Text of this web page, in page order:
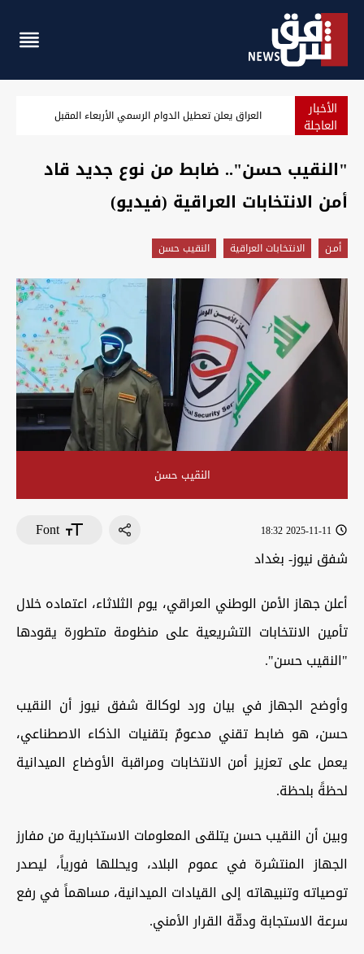
الأخبار
العاجلة مع إغلاق الأسواق.. الدولار يعاود الارتفاع في بغداد وأربيل
"النقيب حسن".. ضابط من نوع جديد قاد
أمن الانتخابات العراقية (فيديو)
أمـن الانتخابات العراقية النقيب حسن
النقيب حسن
2025-11-11 18:32
Font
شفق نيوز- بغداد
أعلن جهاز الأمن الوطني العراقي، يوم الثلاثاء، اعتماده خلال
تأمين الانتخابات التشريعية على منظومة متطورة يقودها
"النقيب حسن".
وأوضح الجهاز في بيان ورد لوكالة شفق نيوز أن النقيب
حسن، هو ضابط تقني مدعومٌ بتقنيات الذكاء الاصطناعي،
يعمل على تعزيز أمن الانتخابات ومراقبة الأوضاع الميدانية
لحظةً بلحظة.
وبين أن النقيب حسن يتلقى المعلومات الاستخبارية من مفارز
الجهاز المنتشرة في عموم البلاد، ويحللها فورياً، ليصدر
توصياته وتنبيهاته إلى القيادات الميدانية، مساهماً في رفع
سرعة الاستجابة ودقّة القرار الأمني.